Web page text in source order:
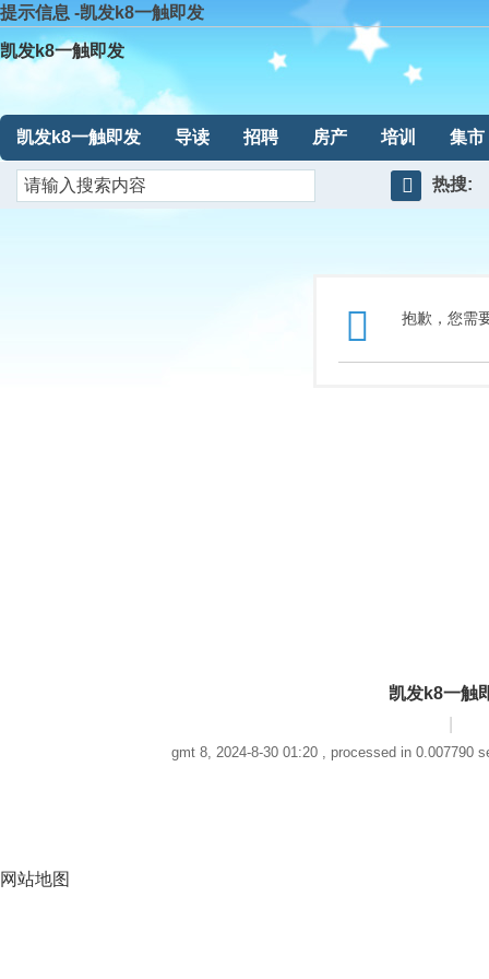
提示信息 -凯发k8一触即发
凯发k8一触即发
凯发k8一触即发 导读 招聘 房产 培训 集市
热搜:
抱歉，您需
凯发k8一触
gmt 8, 2024-8-30 01:20 , processed in 0.007790
网站地图